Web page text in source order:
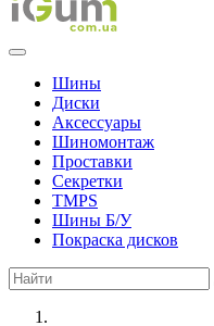
Шины
Диски
Аксессуары
Шиномонтаж
Проставки
Секретки
TMPS
Шины Б/У
Покраска дисков